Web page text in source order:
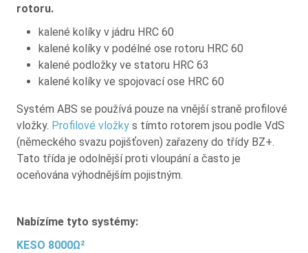
rotoru.
kalené kolíky v jádru HRC 60
kalené kolíky v podélné ose rotoru HRC 60
kalené podložky ve statoru HRC 63
kalené kolíky ve spojovací ose HRC 60
Systém ABS se používá pouze na vnější straně profilové
vložky. Profilové vložky s tímto rotorem jsou podle VdS
(německého svazu pojišťoven) zařazeny do třídy BZ+.
Tato třída je odolnější proti vloupání a často je
oceňována výhodnějším pojistným.
Nabízíme tyto systémy:
KESO 8000Ω²